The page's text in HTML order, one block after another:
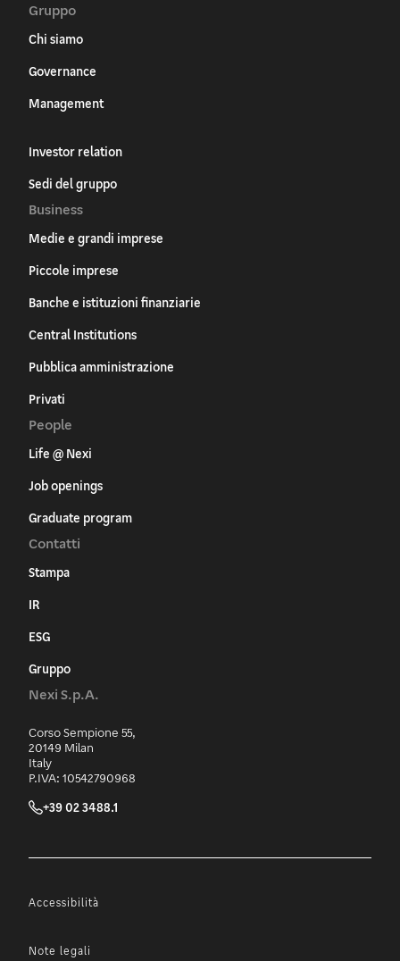
Gruppo
Chi siamo
Governance
Management
Investor relation
Sedi del gruppo
Business
Medie e grandi imprese
Piccole imprese
Banche e istituzioni finanziarie
Central Institutions
Pubblica amministrazione
Privati
People
Life @ Nexi
Job openings
Graduate program
Contatti
Stampa
IR
ESG
Gruppo
Nexi S.p.A.
Corso Sempione 55,
20149 Milan
Italy
P.IVA: 10542790968
+39 02 3488.1
Accessibilità
Note legali